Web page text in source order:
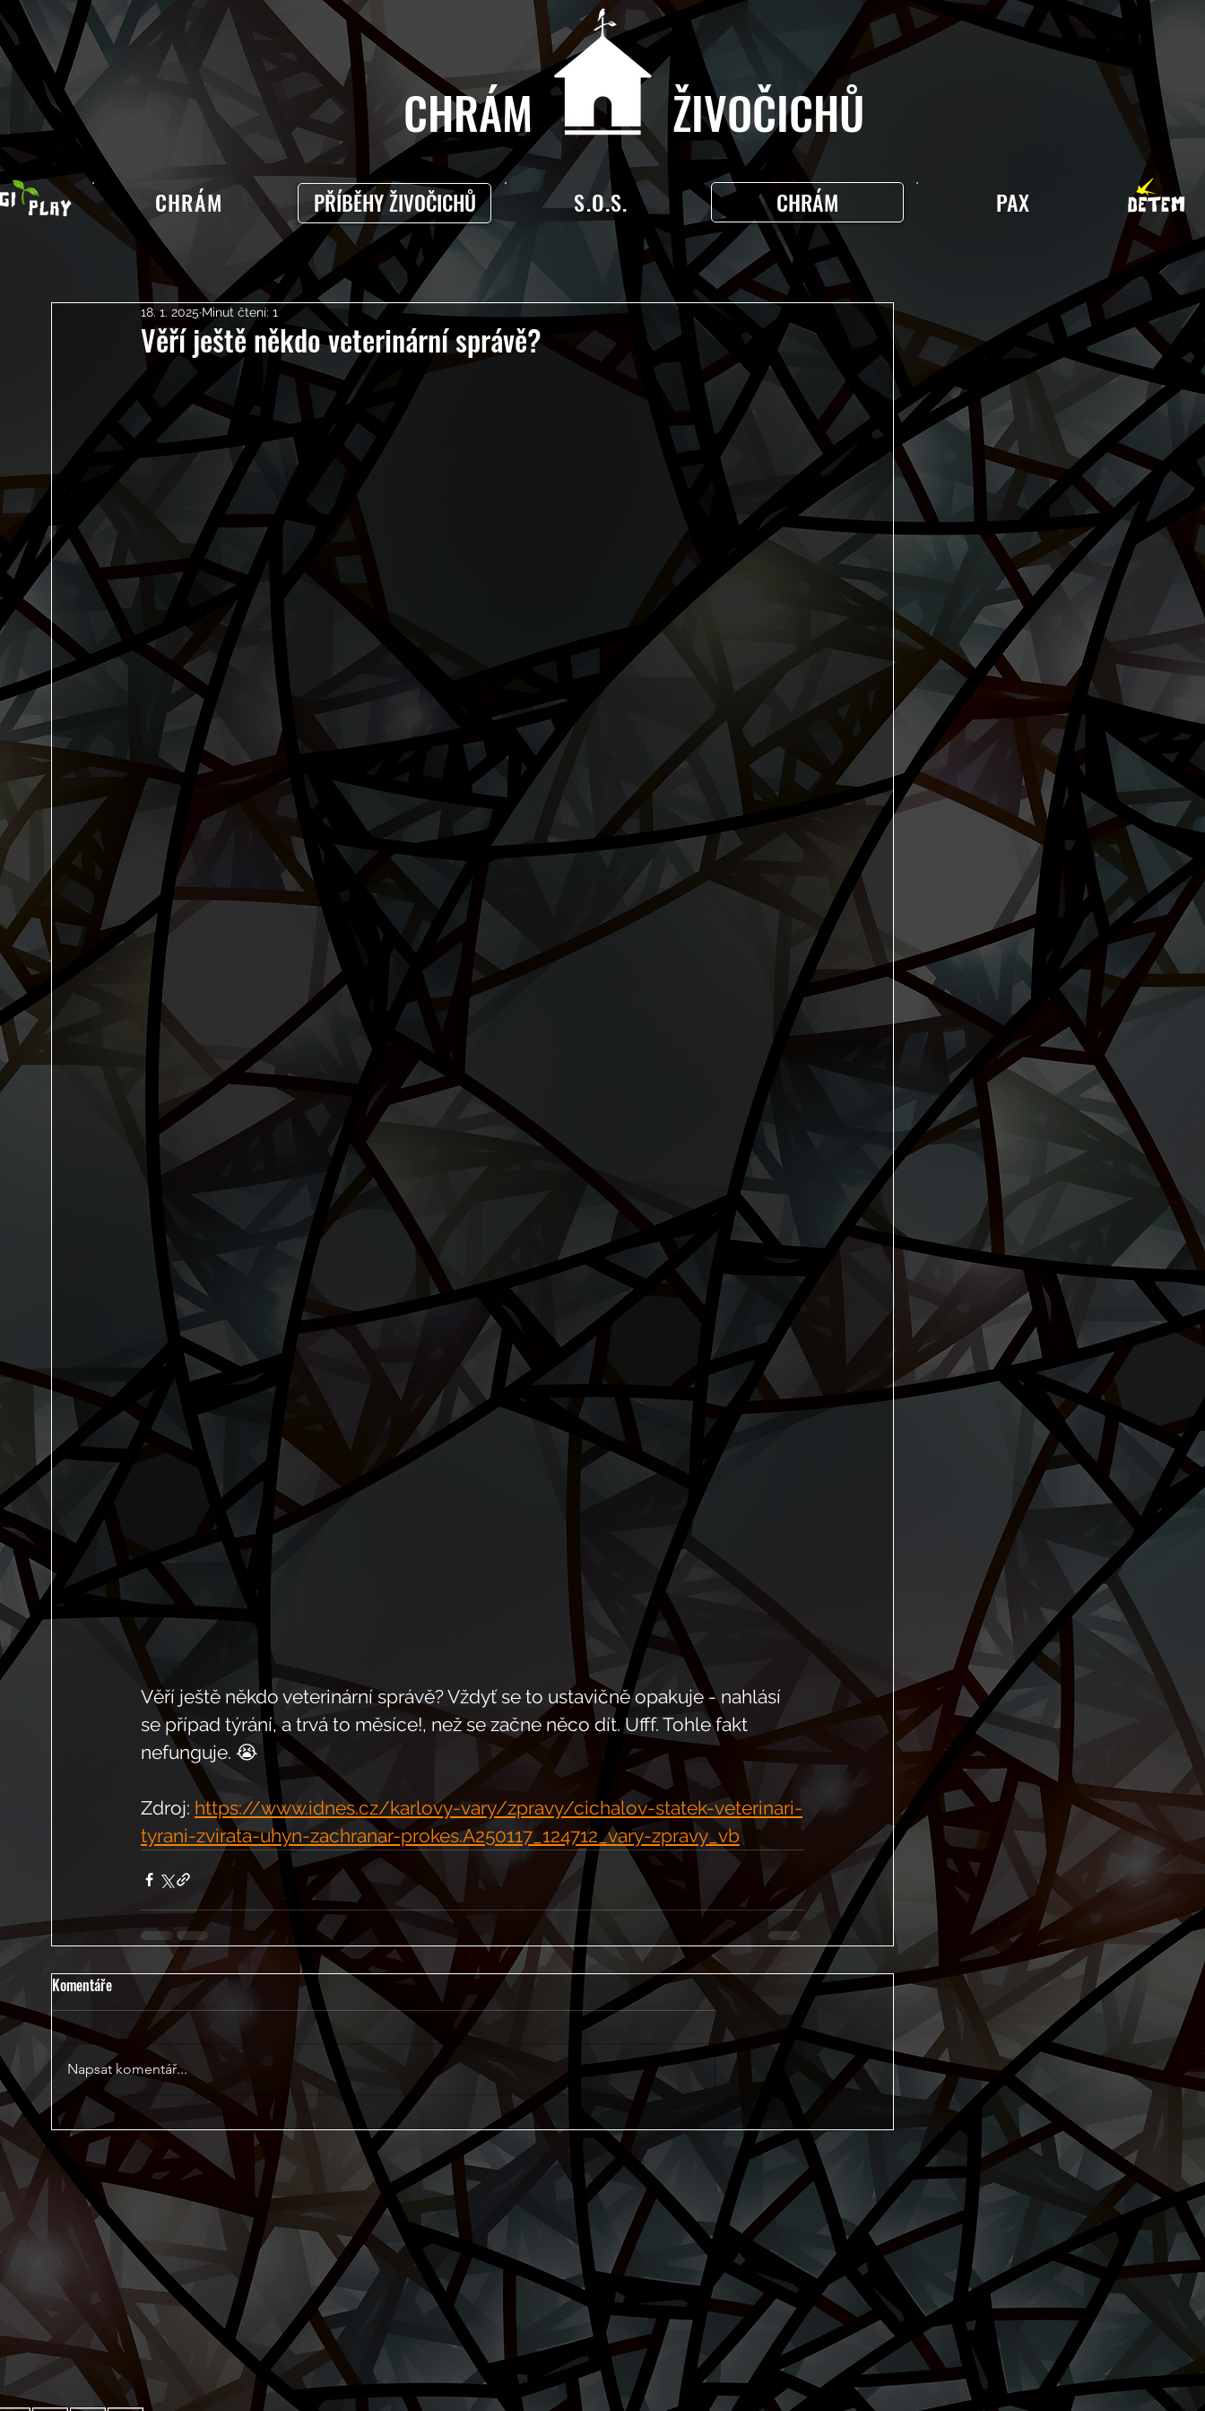
CHRÁM ŽIVOČICHŮ
CHRÁM PŘÍBĚHY ŽIVOČICHŮ S.O.S. CHRÁM PAX
Věří ještě někdo veterinární správě?
18. 1. 2025 Minut čtení: 1
Věří ještě někdo veterinární správě? Vždyť se to ustavičně opakuje - nahlásí
se případ týrání, a trvá to měsíce!, než se začne něco dít. Ufff. Tohle fakt
nefunguje. 😭
Zdroj: https://www.idnes.cz/karlovy-vary/zpravy/cichalov-statek-veterinari-
tyrani-zvirata-uhyn-zachranar-prokes.A250117_124712_vary-zpravy_vb
Komentáře
Napsat komentář...